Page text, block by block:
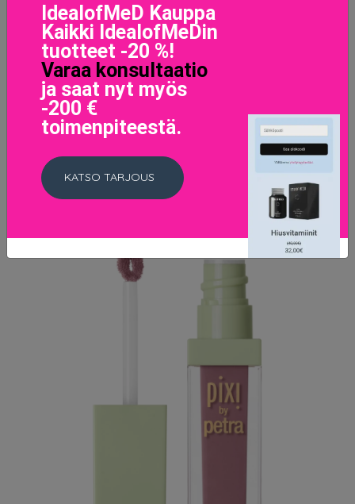
Addict Stellar Shine lipstick 639 Riviera Star
45.55 EUR
LISÄTIETOJA
IdealofMeD Kauppa
Kaikki IdealofMeDin
tuotteet -20 %!
Varaa konsultaatio
ja saat nyt myös
-200 €
toimenpiteestä.
KATSO TARJOUS